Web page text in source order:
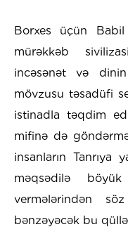
Borxes üçün
mürəkkəb
incəsənət və dinin
mövzusu təsadüfi
istinadla təqdim
mifinə də
insanların Tanrıya
məqsədilə
vermələrindən söz
bənzəyəcək bu